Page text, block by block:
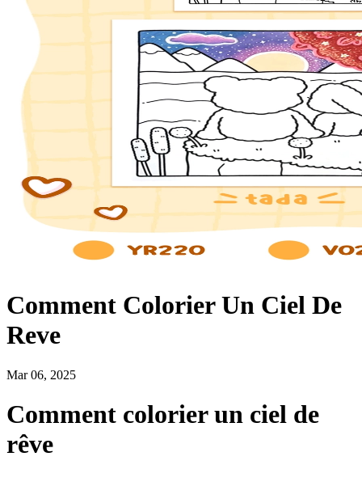
Comment Colorier Un Ciel De
Reve
Mar 06, 2025
Comment colorier un ciel de
rêve